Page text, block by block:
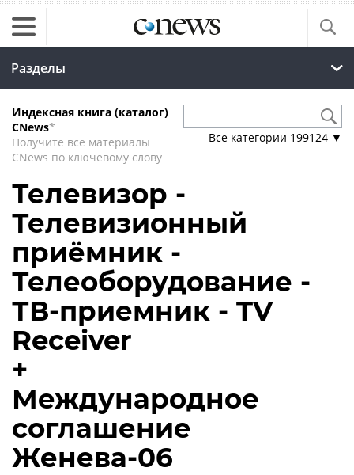
Разделы
Индексная книга (каталог)
CNews*
Получите все материалы
CNews по ключевому слову
Все категории 199124 ▼
Телевизор -
Телевизионный
приёмник -
Телеоборудование -
ТВ-приемник - TV
Receiver
+
Международное
соглашение
Женева-06